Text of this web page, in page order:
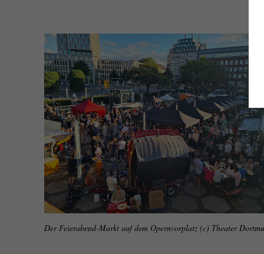
Der Feierabend-Markt auf dem Opernvorplatz (c) Theater